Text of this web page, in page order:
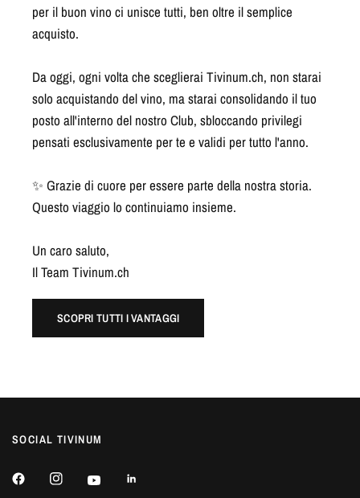
per il buon vino ci unisce tutti, ben oltre il semplice
acquisto.
Da oggi, ogni volta che sceglierai Tivinum.ch, non starai
solo acquistando del vino, ma starai consolidando il tuo
posto all'interno del nostro Club, sbloccando privilegi
pensati esclusivamente per te e validi per tutto l'anno.
✨ Grazie di cuore per essere parte della nostra storia.
Questo viaggio lo continuiamo insieme.
Un caro saluto,
Il Team Tivinum.ch
SCOPRI TUTTI I VANTAGGI
SOCIAL TIVINUM